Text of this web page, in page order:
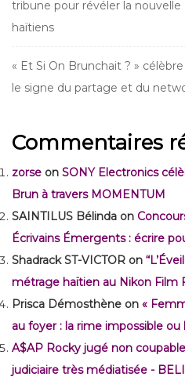
tribune pour révéler la nouvelle
haïtiens
« Et Si On Brunchait ? »
le signe du partage et du
Commentaires
zorse on SONY Electronics
Brun à travers MOMENTUM
SAINTILUS Bélinda on
Écrivains Émergents : écrire
Shadrack ST-VICTOR on
métrage haïtien au Nikon Film
Prisca Démosthène on «
au foyer : la rime impossible
A$AP Rocky jugé non
judiciaire très médiatisée -